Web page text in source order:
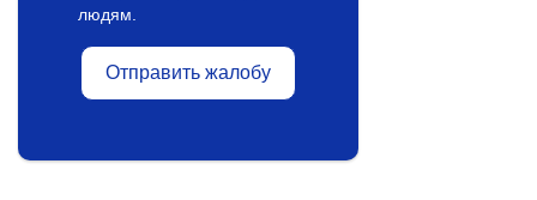
людям.
Отправить жалобу